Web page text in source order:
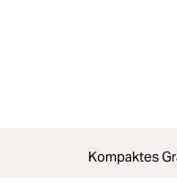
Kompaktes